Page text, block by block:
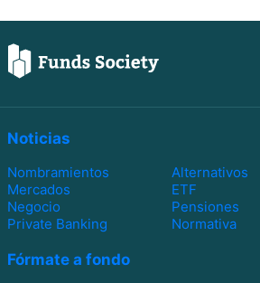
Noticias
Nombramientos
Alternativos
Mercados
ETF
Negocio
Pensiones
Private Banking
Normativa
Fórmate a fondo